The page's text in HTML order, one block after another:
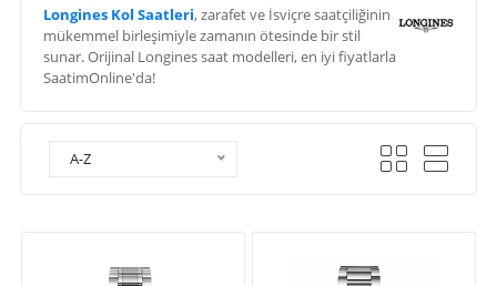
Longines Kol Saatleri, zarafet ve İsviçre saatçiliğinin
mükemmel birleşimiyle zamanın ötesinde bir stil
sunar. Orijinal Longines saat modelleri, en iyi fiyatlarla
SaatimOnline'da!
A-Z